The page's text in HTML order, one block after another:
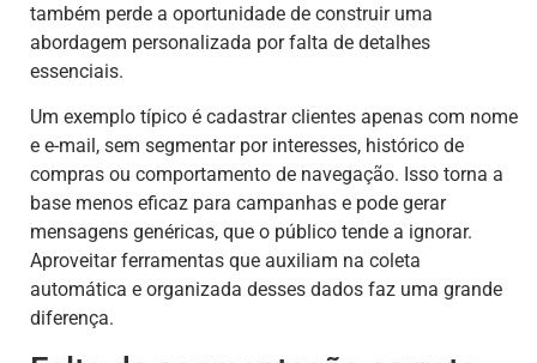
também perde a oportunidade de construir uma
abordagem personalizada por falta de detalhes
essenciais.
Um exemplo típico é cadastrar clientes apenas com nome
e e-mail, sem segmentar por interesses, histórico de
compras ou comportamento de navegação. Isso torna a
base menos eficaz para campanhas e pode gerar
mensagens genéricas, que o público tende a ignorar.
Aproveitar ferramentas que auxiliam na coleta
automática e organizada desses dados faz uma grande
diferença.